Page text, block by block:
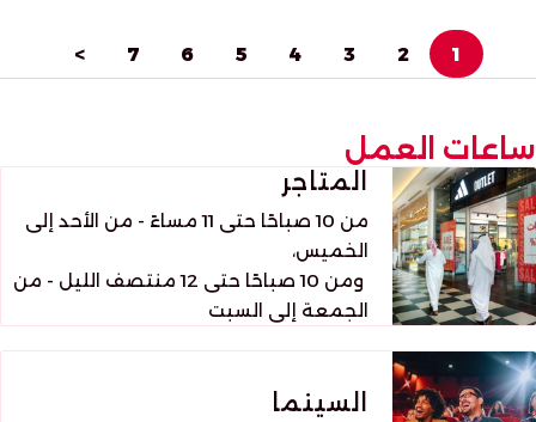
1
2
3
4
5
6
7
>
ساعات العمل
المتاجر
من 10 صباحًا حتى 11 مساءً - من الأحد إلى
الخميس،
ومن 10 صباحًا حتى 12 منتصف الليل - من
الجمعة إلى السبت
السينما